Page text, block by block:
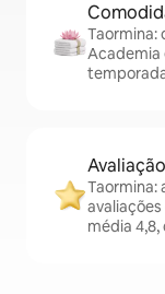
Taormina:
Academia
Taormina:
média